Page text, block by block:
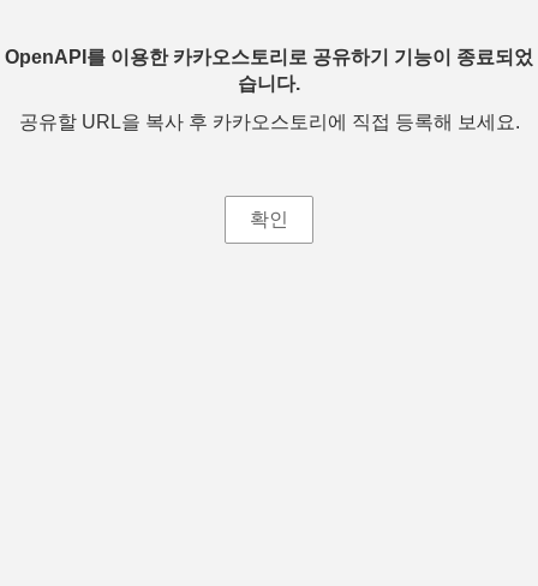
OpenAPI를 이용한 카카오스토리로 공유하기 기능이 종료되었
습니다.
공유할 URL을 복사 후 카카오스토리에 직접 등록해 보세요.
확인